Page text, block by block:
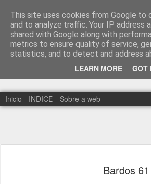
This site uses cookies from Google to
and to analyze traffic. Your IP address
shared with Google along with
metrics to ensure quality of service,
statistics, and to detect and address
LEARN MORE GOT
Inicio INDICE Sobre a web
Bardos 61